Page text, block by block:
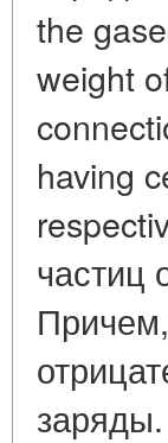
the
weight
having
частиц
заряды.